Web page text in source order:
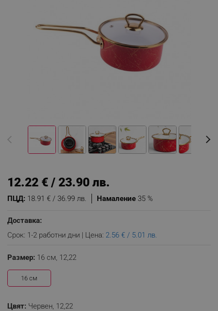
Намаление 35 %
ПЦД: 18.91 € / 36.99 лв.
12.22 € / 23.90 лв.
Доставка:
Срок: 1-2 работни дни | Цена: 2.56 € / 5.01 лв.
Размер: 16 см, 12,22
16 см
Цвят: Червен, 12,22